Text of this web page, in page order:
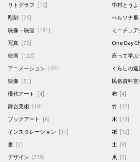
リトグラフ [10]
彫刻 [75]
映像・映画 [181]
写真 [73]
映画 [122]
アニメーション [43]
映像 [51]
現代アート [4]
舞台美術 [18]
ブックアート [6]
インスタレーション [17]
書 [2]
デザイン [239]
中村とうよ
ペルソナ展
ミニチュ
One Day
座って学
くらしの造
民俗資料
布 [4]
竹 [12]
木 [19]
紙 [12]
土 [4]
凧 [3]